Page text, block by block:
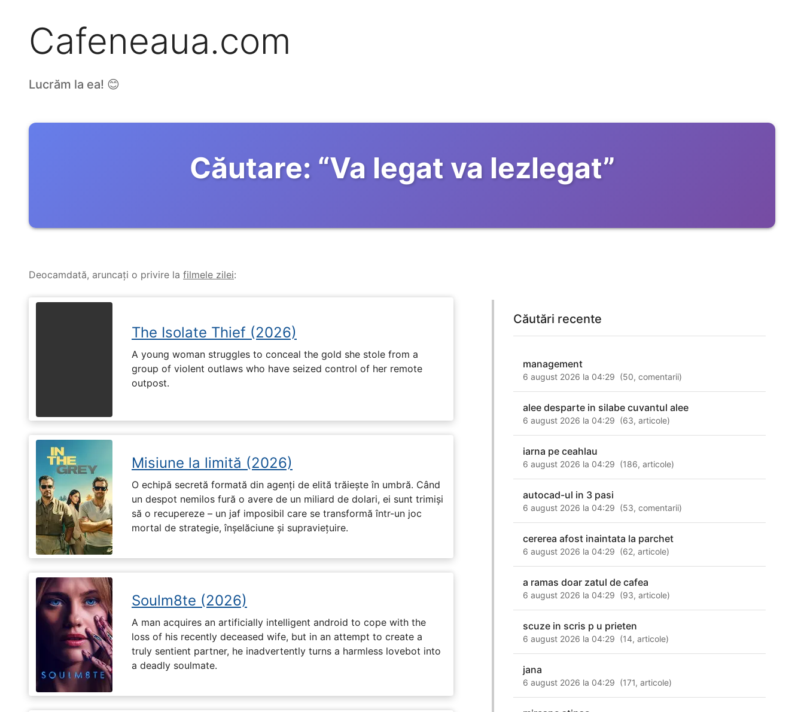
Cafeneaua.com
Lucrăm la ea! 😊
Căutare: “Va legat va lezlegat”
Deocamdată, aruncați o privire la filmele zilei:
The Isolate Thief (2026)
A young woman struggles to conceal the gold she stole from a
group of violent outlaws who have seized control of her remote
outpost.
Misiune la limită (2026)
O echipă secretă formată din agenți de elită trăiește în umbră. Când
un despot nemilos fură o avere de un miliard de dolari, ei sunt trimiși
să o recupereze – un jaf imposibil care se transformă într-un joc
mortal de strategie, înșelăciune și supraviețuire.
Soulm8te (2026)
A man acquires an artificially intelligent android to cope with the
loss of his recently deceased wife, but in an attempt to create a
truly sentient partner, he inadvertently turns a harmless lovebot into
a deadly soulmate.
Căutări recente
management
6 august 2026 la 04:29 (50,comentarii)
alee desparte in silabe cuvantul alee
6 august 2026 la 04:29 (63,articole)
iarna pe ceahlau
6 august 2026 la 04:29 (186,articole)
autocad-ul in 3 pasi
6 august 2026 la 04:29 (53,comentarii)
cererea afost inaintata la parchet
6 august 2026 la 04:29 (62,articole)
a ramas doar zatul de cafea
6 august 2026 la 04:29 (93,articole)
scuze in scris p u prieten
6 august 2026 la 04:29 (14,articole)
jana
6 august 2026 la 04:29 (171,articole)